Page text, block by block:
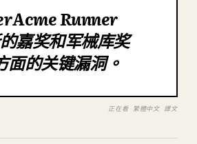
Runner
嘉奖和军械库奖
的关键漏洞。
正在看 繁體中文 譯文